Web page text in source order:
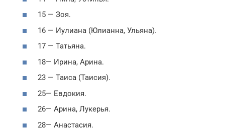
15 — Зоя.
16 — Иулиана (Юлианна, Ульяна).
17 — Татьяна.
18— Ирина, Арина.
23 — Таиса (Таисия).
25— Евдокия.
26— Арина, Лукерья.
28— Анастасия.